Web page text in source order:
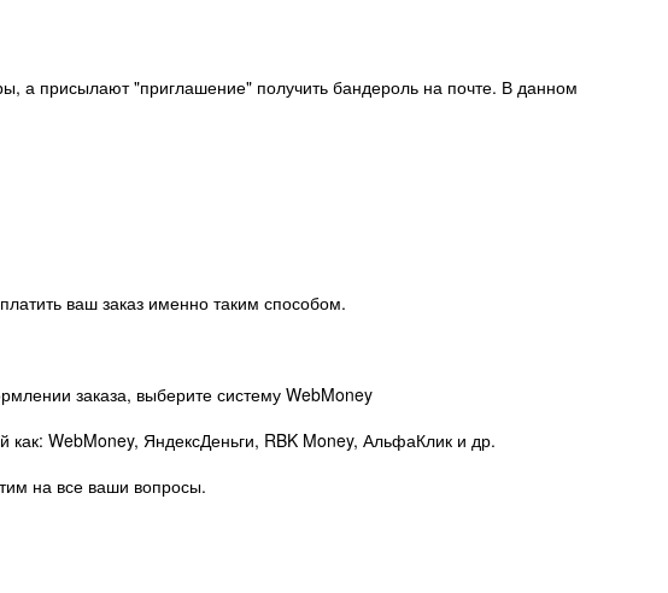
а присылают "приглашение" получить бандероль на почте. В данном
ваш заказ именно таким способом.
заказа, выберите систему WebMoney
WebMoney, ЯндексДеньги, RBK Money, АльфаКлик и др.
на все ваши вопросы.